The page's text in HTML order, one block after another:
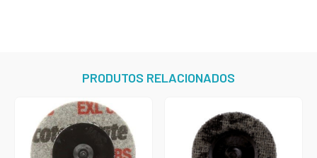
PRODUTOS RELACIONADOS